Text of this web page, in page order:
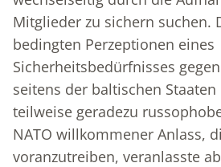
Mitglieder zu sichern suchen.
bedingten Perzeptionen eines
Sicherheitsbedürfnisses
seitens der baltischen
teilweise geradezu
NATO willkommener Anlass,
voranzutreiben, veranlasste